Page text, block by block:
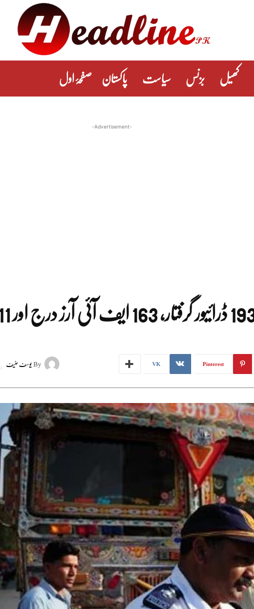
کھیل بزنس سیاست پاکستان صفحۂ اول
-Advertisement-
Byیوسف حنیف Pinterest
VK